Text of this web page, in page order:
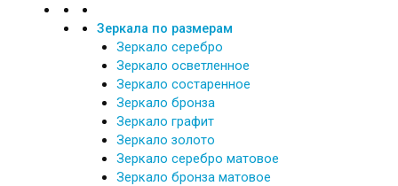
Зеркала по размерам
Зеркало серебро
Зеркало осветленное
Зеркало состаренное
Зеркало бронза
Зеркало графит
Зеркало золото
Зеркало серебро матовое
Зеркало бронза матовое